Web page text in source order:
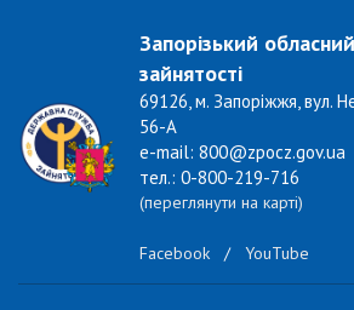
Запорізький
зайнятості
69126, м. Запоріжжя, вул.
56-А
e-mail: 800@zpocz.gov.ua
тел.: 0-800-219-716
(переглянути на карті)
Facebook / YouTube